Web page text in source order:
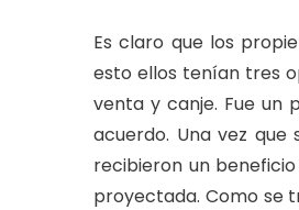
Es claro que los
esto ellos tenían tres
venta y canje. Fue un
acuerdo. Una vez
recibieron un
proyectada. Como se